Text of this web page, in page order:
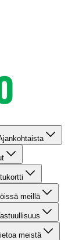
meillä
meistä